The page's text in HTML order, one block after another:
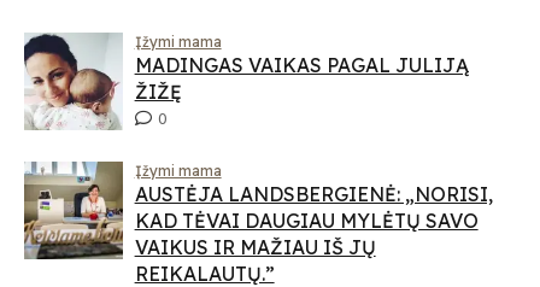
Įžymi mama
MADINGAS VAIKAS PAGAL JULIJĄ
ŽIŽĘ
0
Įžymi mama
AUSTĖJA LANDSBERGIENĖ: „NORISI,
KAD TĖVAI DAUGIAU MYLĖTŲ SAVO
VAIKUS IR MAŽIAU IŠ JŲ
REIKALAUTŲ.”